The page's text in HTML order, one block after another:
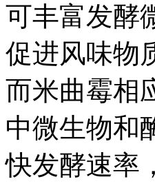
可丰富发酵
促进风味物
而米曲霉相
中微生物和
快发酵速率